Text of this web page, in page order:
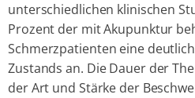
unterschiedlichen klinischen
Prozent der mit Akupunktur
Schmerzpatienten eine
Zustands an. Die Dauer der
der Art und Stärke der